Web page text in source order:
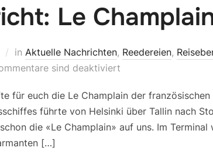
Le
in Aktuelle Nachrichten, Reedereien,
sind deaktiviert
für euch die Le Champlain der französischen
führte von Helsinki über Tallin nach
die «Le Champlain» auf uns. Im Terminal
[…]